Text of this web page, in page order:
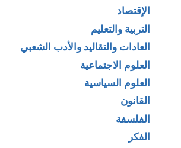
الإقتصاد
التربية والتعليم
العادات والتقاليد والأدب الشعبي
العلوم الاجتماعية
العلوم السياسية
القانون
الفلسفة
الفكر